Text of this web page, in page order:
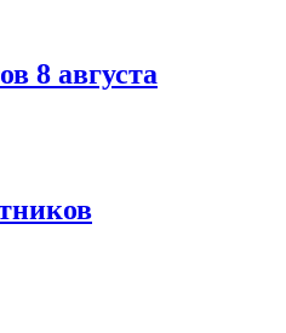
8 августа